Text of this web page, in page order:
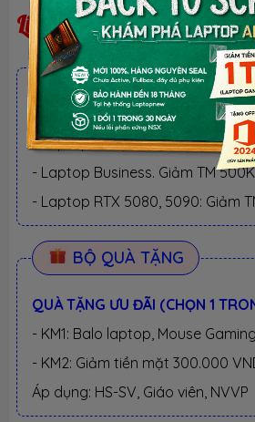
Liên hệ
ƯU ĐÃI TỐT NHẤT
BACK TO SCHOOL 2026.
Xem
- Laptop văn phòng.
- Laptop Business. Giảm TM 500K
- Laptop RTX 5080, 5090: Giảm
BỘ QUÀ TẶNG
QUÀ TẶNG ƯU ĐÃI (CHỌN 1
- KM1: Balo laptop, Mouse
- KM2: Giảm tiền mặt 300.000
Áp dụng: HS-SV, Giáo viên, NVVP